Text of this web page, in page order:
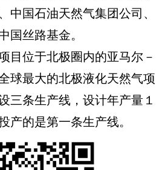
中国石油天然气集团公司、
国丝路基金。
位于北极圈内的亚马尔－
球最大的北极液化天然气项
三条生产线，设计年产量１
产的是第一条生产线。